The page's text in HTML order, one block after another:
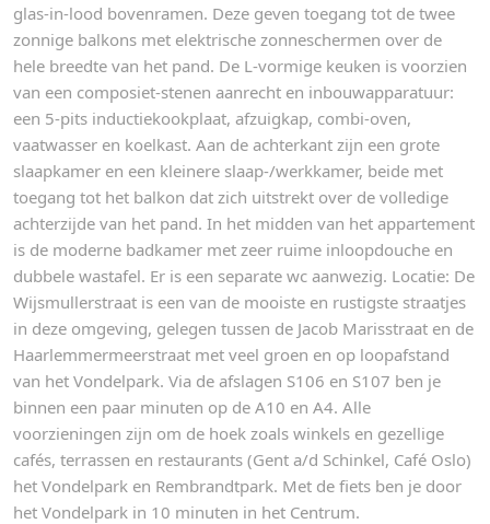
glas-in-lood bovenramen. Deze geven toegang tot de twee
zonnige balkons met elektrische zonneschermen over de
hele breedte van het pand. De L-vormige keuken is voorzien
van een composiet-stenen aanrecht en inbouwapparatuur:
een 5-pits inductiekookplaat, afzuigkap, combi-oven,
vaatwasser en koelkast. Aan de achterkant zijn een grote
slaapkamer en een kleinere slaap-/werkkamer, beide met
toegang tot het balkon dat zich uitstrekt over de volledige
achterzijde van het pand. In het midden van het appartement
is de moderne badkamer met zeer ruime inloopdouche en
dubbele wastafel. Er is een separate wc aanwezig. Locatie: De
Wijsmullerstraat is een van de mooiste en rustigste straatjes
in deze omgeving, gelegen tussen de Jacob Marisstraat en de
Haarlemmermeerstraat met veel groen en op loopafstand
van het Vondelpark. Via de afslagen S106 en S107 ben je
binnen een paar minuten op de A10 en A4. Alle
voorzieningen zijn om de hoek zoals winkels en gezellige
cafés, terrassen en restaurants (Gent a/d Schinkel, Café Oslo)
het Vondelpark en Rembrandtpark. Met de fiets ben je door
het Vondelpark in 10 minuten in het Centrum.